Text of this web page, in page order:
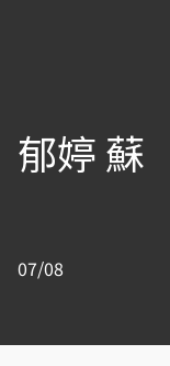
郁婷 蘇
07/08